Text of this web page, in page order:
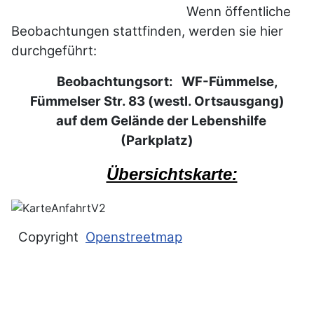
Wenn öffentliche
Beobachtungen stattfinden, werden sie hier
durchgeführt:
Beobachtungsort: WF-Fümmelse,
Fümmelser Str. 83 (westl. Ortsausgang)
auf dem Gelände der Lebenshilfe
(Parkplatz)
Übersichtskarte:
Copyright Openstreetmap